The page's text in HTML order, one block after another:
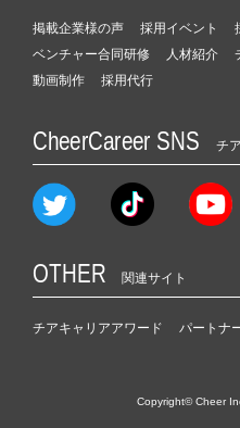
掲載企業様の声 採用イベント
ベンチャー合同研修
人材紹介
動画制作
採用代行
CheerCareer SNS チ
OTHER 関連サイト
チアキャリアアワード パートナ
Copyright© Cheer